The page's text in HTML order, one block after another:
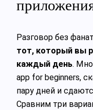
Разговор без
тот, который вы
каждый день.
app for beginners,
пару дней и
Сравним три